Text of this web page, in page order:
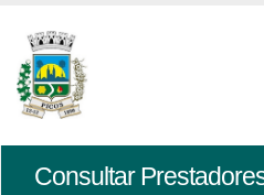
Consultar